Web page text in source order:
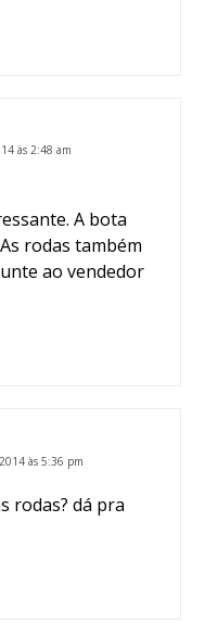
às 2:48 am
A bota
rodas também
ao vendedor
às 5:36 pm
rodas? dá pra